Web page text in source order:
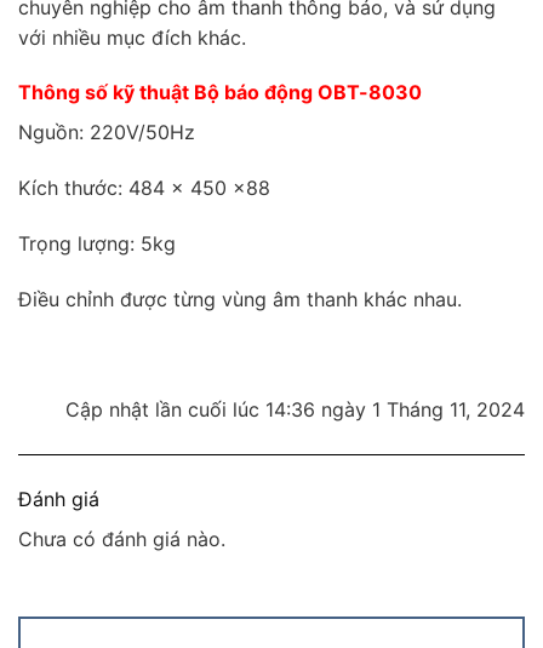
chuyên nghiệp cho âm thanh thông báo, và sử dụng
với nhiều mục đích khác.
Thông số kỹ thuật Bộ báo động OBT-8030
Nguồn: 220V/50Hz
Kích thước: 484 x 450 x88
Trọng lượng: 5kg
Điều chỉnh được từng vùng âm thanh khác nhau.
Cập nhật lần cuối lúc 14:36 ngày 1 Tháng 11, 2024
Đánh giá
Chưa có đánh giá nào.